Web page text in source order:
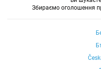
Збираємо оголошення